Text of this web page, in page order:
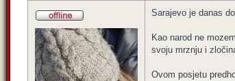
Sarajevo je danas
Kao narod ne
svoju mrznju i
Ovom posjetu